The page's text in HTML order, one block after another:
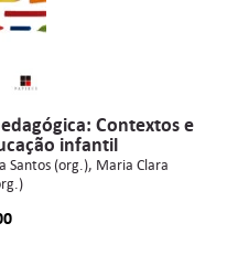
Contextos e
infantil
Santos (org.) Maria Clara